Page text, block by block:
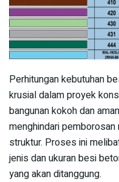
Perhitungan kebutuhan
krusial dalam proyek
bangunan kokoh dan
menghindari
struktur. Proses ini
jenis dan ukuran besi
yang akan ditanggung.